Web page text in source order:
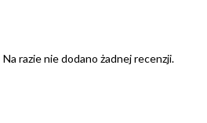
Na razie nie dodano żadnej recenzji.